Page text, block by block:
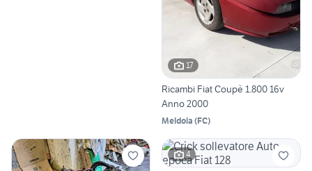
17
Ricambi Fiat Coupè 1.800 16v
Anno 2000
Meldola (FC)
4